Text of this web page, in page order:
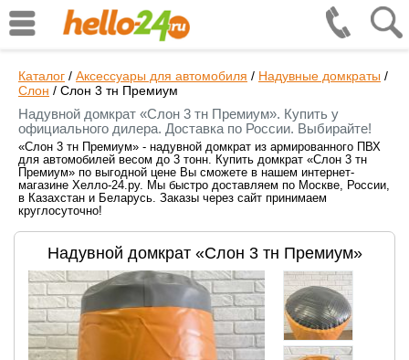
Каталог / Аксессуары для автомобиля / Надувные домкраты /
Слон / Слон 3 тн Премиум
Надувной домкрат «Слон 3 тн Премиум». Купить у
официального дилера. Доставка по России. Выбирайте!
«Слон 3 тн Премиум» - надувной домкрат из армированного ПВХ
для автомобилей весом до 3 тонн. Купить домкрат «Слон 3 тн
Премиум» по выгодной цене Вы сможете в нашем интернет-
магазине Хелло-24.ру. Мы быстро доставляем по Москве, России,
в Казахстан и Беларусь. Заказы через сайт принимаем
круглосуточно!
Надувной домкрат «Слон 3 тн Премиум»